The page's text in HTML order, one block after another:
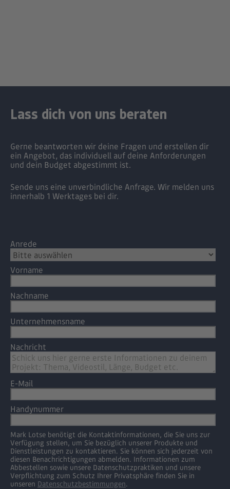
Lass dich von uns beraten
Gerne beantworten wir deine Fragen und erstellen dir
ein Angebot, das individuell auf deine Anforderungen
und dein Budget abgestimmt ist.
Sende uns eine unverbindliche Anfrage. Wir melden uns
innerhalb 1 Werktages bei dir.
Anrede
Vorname
Nachname
Unternehmensname
Nachricht
E-Mail
Handynummer
Mark Lotse benötigt die Kontaktinformationen, die Sie uns zur
Verfügung stellen, um Sie bezüglich unserer Produkte und
Dienstleistungen zu kontaktieren. Sie können sich jederzeit von
diesen Benachrichtigungen abmelden. Informationen zum
Abbestellen sowie unsere Datenschutzpraktiken und unsere
Verpflichtung zum Schutz Ihrer Privatsphäre finden Sie in
unseren Datenschutzbestimmungen.